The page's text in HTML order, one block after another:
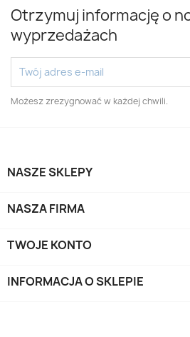
Otrzymuj informację o
wyprzedażach
Możesz zrezygnować w każdej chwili.
NASZE SKLEPY
NASZA FIRMA
TWOJE KONTO
INFORMACJA O SKLEPIE